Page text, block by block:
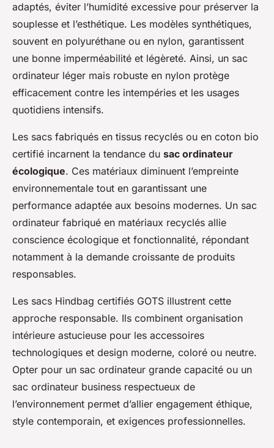
adaptés, éviter l’humidité excessive pour préserver la
souplesse et l’esthétique. Les modèles synthétiques,
souvent en polyuréthane ou en nylon, garantissent
une bonne imperméabilité et légèreté. Ainsi, un sac
ordinateur léger mais robuste en nylon protège
efficacement contre les intempéries et les usages
quotidiens intensifs.
Les sacs fabriqués en tissus recyclés ou en coton bio
certifié incarnent la tendance du sac ordinateur
écologique. Ces matériaux diminuent l’empreinte
environnementale tout en garantissant une
performance adaptée aux besoins modernes. Un sac
ordinateur fabriqué en matériaux recyclés allie
conscience écologique et fonctionnalité, répondant
notamment à la demande croissante de produits
responsables.
Les sacs Hindbag certifiés GOTS illustrent cette
approche responsable. Ils combinent organisation
intérieure astucieuse pour les accessoires
technologiques et design moderne, coloré ou neutre.
Opter pour un sac ordinateur grande capacité ou un
sac ordinateur business respectueux de
l’environnement permet d’allier engagement éthique,
style contemporain, et exigences professionnelles.